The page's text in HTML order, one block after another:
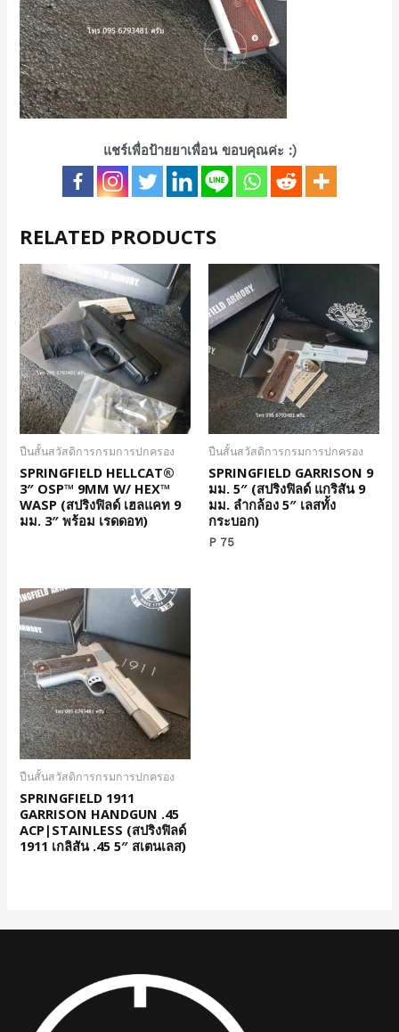
แชร์เพื่อป้ายยาเพื่อน ขอบคุณค่ะ :)
RELATED PRODUCTS
ปืนสั้นสวัสดิการกรมการปกครอง
SPRINGFIELD HELLCAT®
3″ OSP™ 9MM W/ HEX™
WASP (สปริงฟิลด์ เฮลแคท 9
มม. 3″ พร้อม เรดดอท)
ปืนสั้นสวัสดิการกรมการปกครอง
SPRINGFIELD GARRISON 9
มม. 5″ (สปริงฟิลด์ แกริสัน 9
มม. ลำกล้อง 5″ เลสทั้ง
กระบอก)
P 75
ปืนสั้นสวัสดิการกรมการปกครอง
SPRINGFIELD 1911
GARRISON HANDGUN .45
ACP|STAINLESS (สปริงฟิลด์
1911 เกลิสัน .45 5″ สเตนเลส)